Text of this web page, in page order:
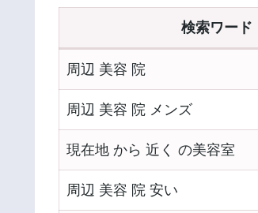
検索ワード
周辺 美容 院
周辺 美容 院 メンズ
現在地 から 近く の美容室
周辺 美容 院 安い